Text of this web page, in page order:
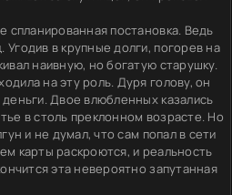
спланированная постановка. Ведь
в крупные долги, погорев на
наивную, но богатую старушку.
на эту роль. Дуря голову, он
Двое влюбленных казались
в столь преклонном возрасте. Но
и не думал, что сам попал в сети
карты раскроются, и реальность
эта невероятно запутанная